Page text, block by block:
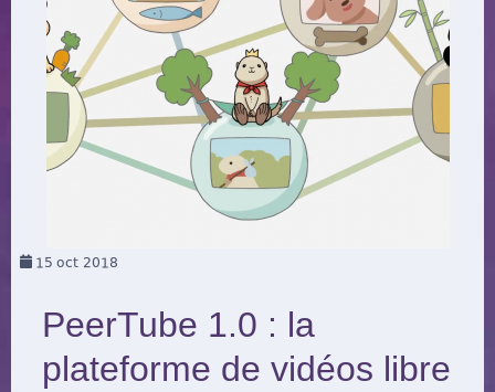
15 oct 2018
PeerTube 1.0 : la
plateforme de vidéos libre